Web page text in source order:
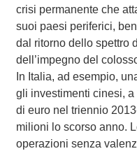
crisi permanente che
suoi paesi periferici,
dal ritorno dello spettro
dell’impegno del
In Italia, ad esempio,
gli investimenti cinesi,
di euro nel triennio
milioni lo scorso anno.
operazioni senza